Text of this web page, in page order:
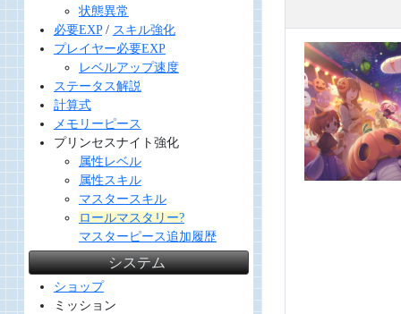
状態異常
必要EXP/ スキル強化
プレイヤー必要EXP
レベルアップ速度
ステータス解説
計算式
メモリーピース
プリンセスナイト強化
属性レベル
属性スキル
マスタースキル
ロールマスタリー?
マスターピース追加履歴
システム
ショップ
ミッション